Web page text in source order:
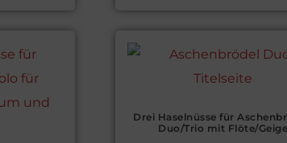
Drei Haselnüsse für
Duo/Trio mit Flöte/